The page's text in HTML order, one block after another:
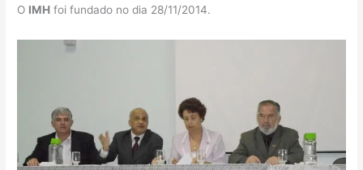
O IMH foi fundado no dia 28/11/2014.